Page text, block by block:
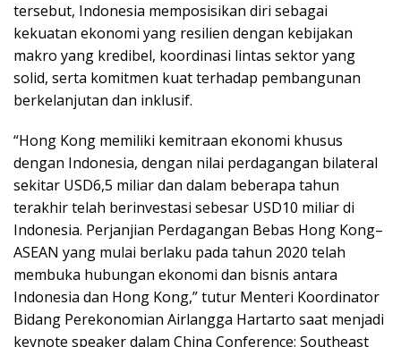
tersebut, Indonesia memposisikan diri sebagai
kekuatan ekonomi yang resilien dengan kebijakan
makro yang kredibel, koordinasi lintas sektor yang
solid, serta komitmen kuat terhadap pembangunan
berkelanjutan dan inklusif.
“Hong Kong memiliki kemitraan ekonomi khusus
dengan Indonesia, dengan nilai perdagangan bilateral
sekitar USD6,5 miliar dan dalam beberapa tahun
terakhir telah berinvestasi sebesar USD10 miliar di
Indonesia. Perjanjian Perdagangan Bebas Hong Kong–
ASEAN yang mulai berlaku pada tahun 2020 telah
membuka hubungan ekonomi dan bisnis antara
Indonesia dan Hong Kong,” tutur Menteri Koordinator
Bidang Perekonomian Airlangga Hartarto saat menjadi
keynote speaker dalam China Conference: Southeast